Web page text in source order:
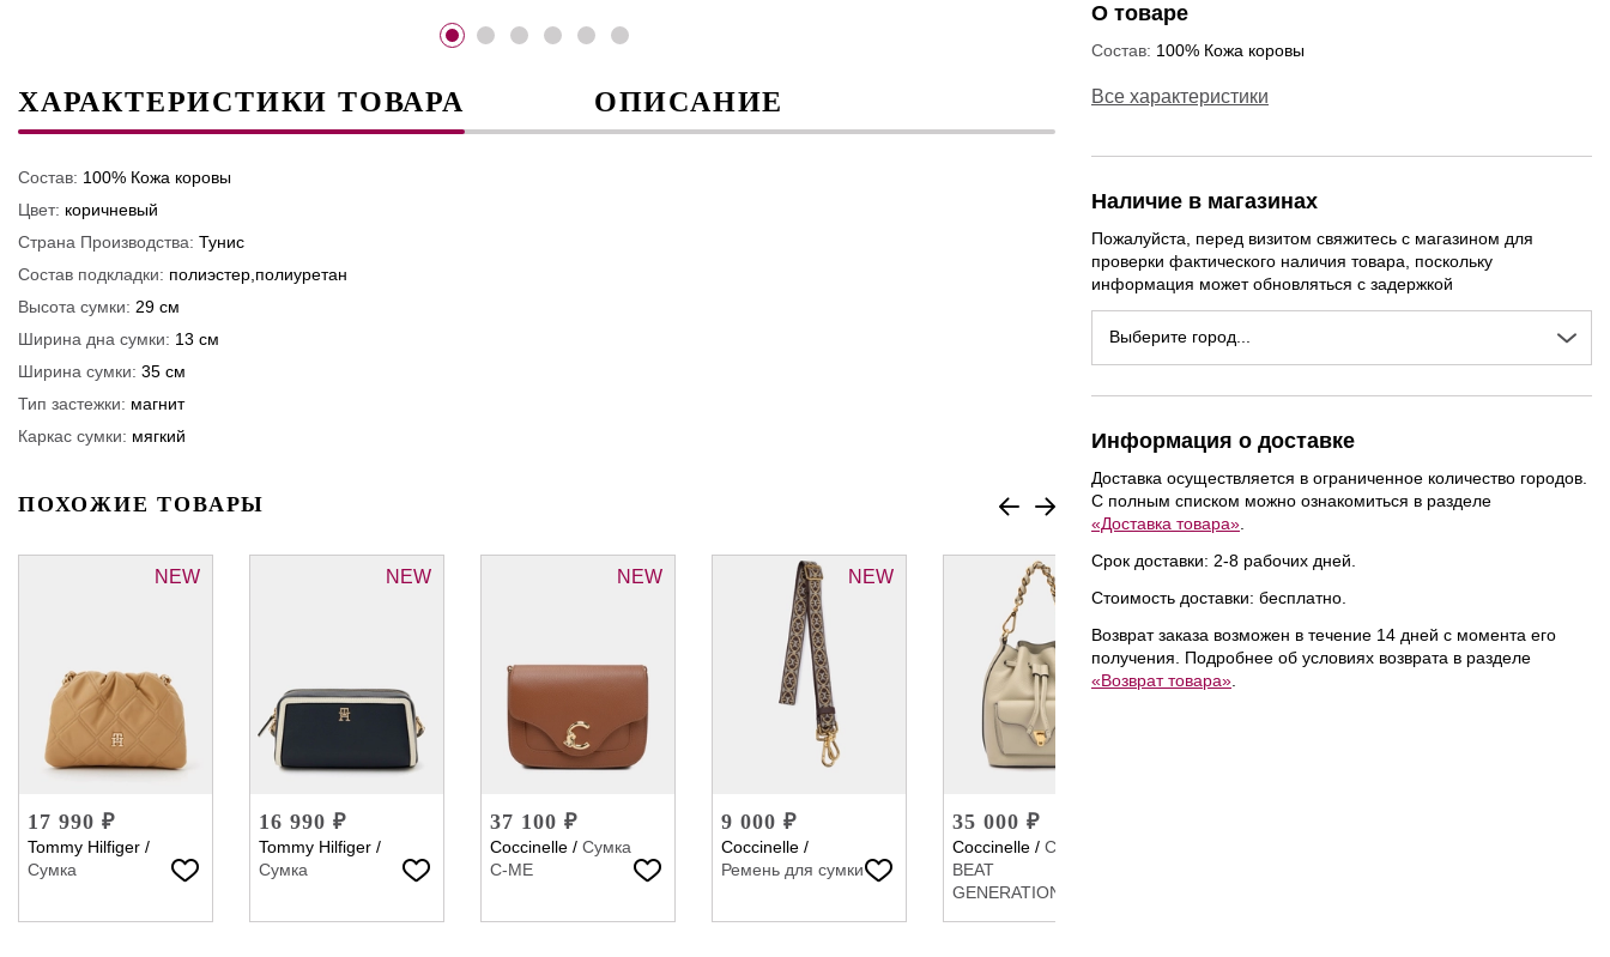
ХАРАКТЕРИСТИКИ ТОВАРА ОПИСАНИЕ
Состав: 100% Кожа коровы
Цвет: коричневый
Страна Производства: Тунис
Состав подкладки: полиэстер,полиуретан
Высота сумки: 29 см
Ширина дна сумки: 13 см
Ширина сумки: 35 см
Тип застежки: магнит
Каркас сумки: мягкий
ПОХОЖИЕ ТОВАРЫ
NEW
17 990 ₽
Tommy Hilfiger /
Сумка
NEW
16 990 ₽
Tommy Hilfiger /
Сумка
NEW
37 100 ₽
Coccinelle / Сумка
C-ME
NEW
9 000 ₽
Coccinelle /
Ремень для сумки
NEW
35 000 ₽
Coccinelle / Сумка
BEAT
GENERATION
NEW
О товаре
Состав: 100% Кожа коровы
Все характеристики
Наличие в магазинах
Пожалуйста, перед визитом свяжитесь с магазином для
проверки фактического наличия товара, поскольку
информация может обновляться с задержкой
Выберите город...
Информация о доставке
Доставка осуществляется в ограниченное количество городов.
С полным списком можно ознакомиться в разделе
«Доставка товара»
Срок доставки: 2-8 рабочих дней.
Стоимость доставки: бесплатно.
Возврат заказа возможен в течение 14 дней с момента его
получения. Подробнее об условиях возврата в разделе
«Возврат товара»